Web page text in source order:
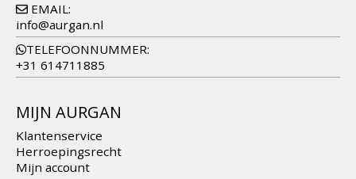
EMAIL:
info@aurgan.nl
TELEFOONNUMMER:
+31 614711885
MIJN AURGAN
Klantenservice
Herroepingsrecht
Mijn account